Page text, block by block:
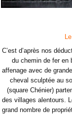
C’est d’après nos
du chemin de fer en
affenage avec de
cheval sculptée au
(square Chénier)
des villages alentours.
grand nombre de